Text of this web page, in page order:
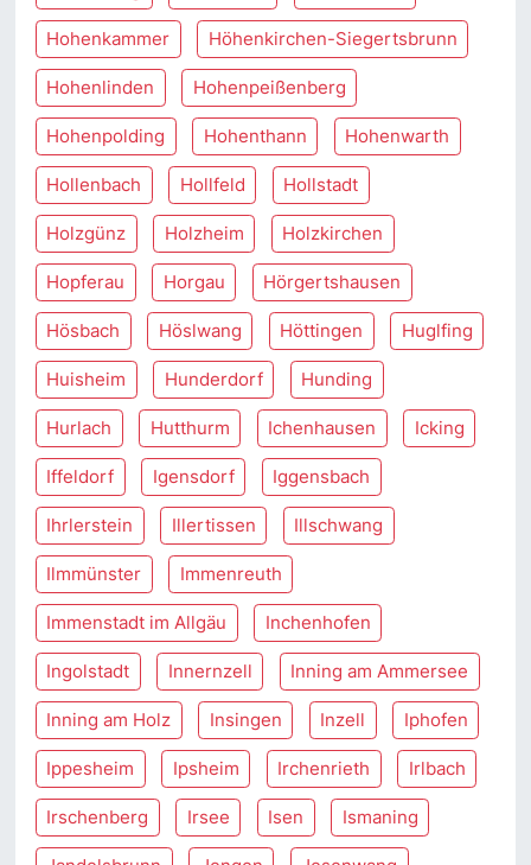
Hohenkammer Höhenkirchen-Siegertsbrunn
Hohenlinden Hohenpeißenberg
Hohenpolding Hohenthann Hohenwarth
Hollenbach Hollfeld Hollstadt
Holzgünz Holzheim Holzkirchen
Hopferau Horgau Hörgertshausen
Hösbach Höslwang Höttingen Huglfing
Huisheim Hunderdorf Hunding
Hurlach Hutthurm Ichenhausen Icking
Iffeldorf Igensdorf Iggensbach
Ihrlerstein Illertissen Illschwang
Ilmmünster Immenreuth
Immenstadt im Allgäu Inchenhofen
Ingolstadt Innernzell Inning am Ammersee
Inning am Holz Insingen Inzell Iphofen
Ippesheim Ipsheim Irchenrieth Irlbach
Irschenberg Irsee Isen Ismaning